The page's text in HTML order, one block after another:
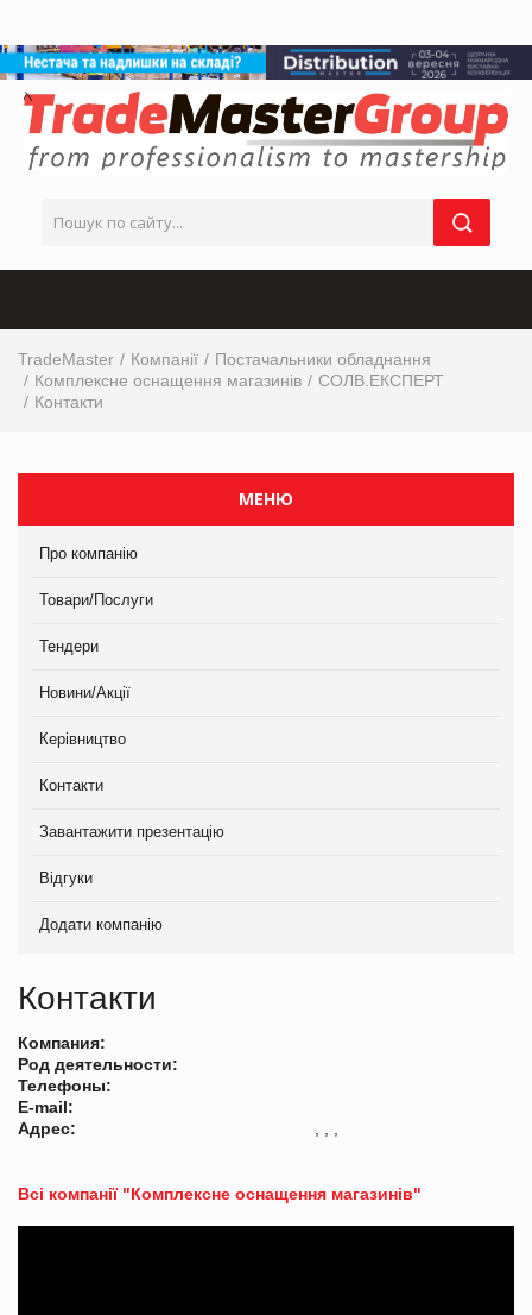
TradeMaster Компанії
Постачальники обладнання
Комплексне оснащення магазинів
СОЛВ.ЕКСПЕРТ
Контакти
МЕНЮ
Про компанію
Товари/Послуги
Тендери
Новини/Акції
Керівництво
Контакти
Завантажити презентацію
Відгуки
Додати компанію
Контакти
Компания:
Род деятельности:
Телефоны:
E-mail:
Адрес:
Всі компанії "Комплексне оснащення магазинів"